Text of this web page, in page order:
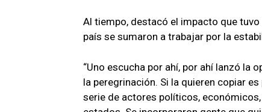
Al tiempo, destacó el impacto que
país se sumaron a trabajar por la
“Uno escucha por ahí, por ahí lanzó la
la peregrinación. Si la quieren copiar
serie de actores políticos,